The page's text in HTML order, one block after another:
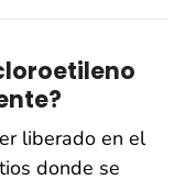
liberado en el
donde se